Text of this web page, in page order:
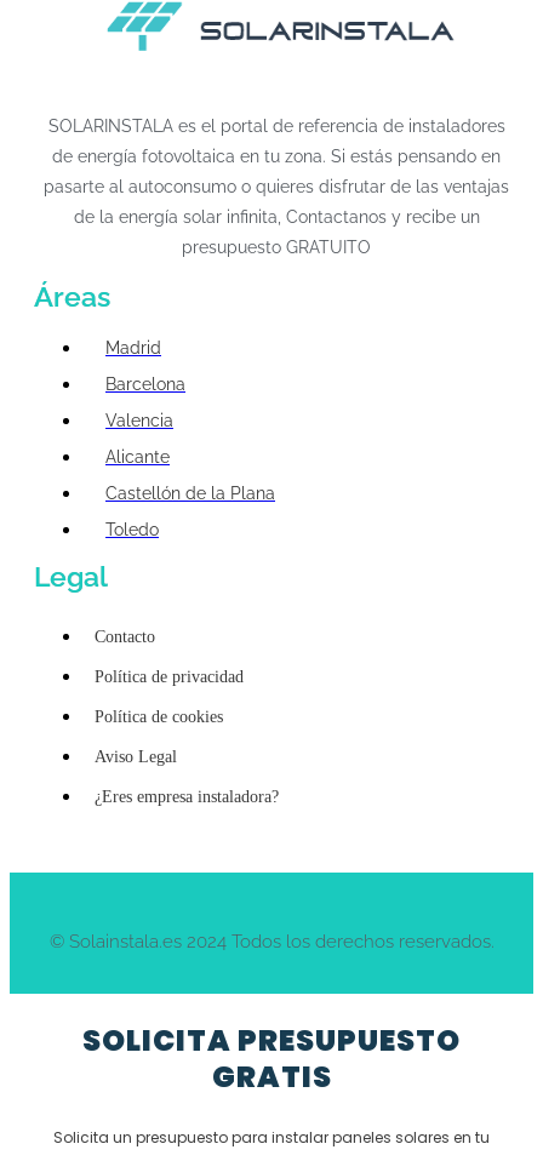
SOLARINSTALA es el portal de referencia de instaladores
de energía fotovoltaica en tu zona. Si estás pensando en
pasarte al autoconsumo o quieres disfrutar de las ventajas
de la energía solar infinita, Contactanos y recibe un
presupuesto GRATUITO
Áreas
Madrid
Barcelona
Valencia
Alicante
Castellón de la Plana
Toledo
Legal
Contacto
Política de privacidad
Política de cookies
Aviso Legal
¿Eres empresa instaladora?
© Solainstala.es 2024 Todos los derechos reservados.
SOLICITA PRESUPUESTO
GRATIS
Solicita un presupuesto para instalar paneles solares en tu